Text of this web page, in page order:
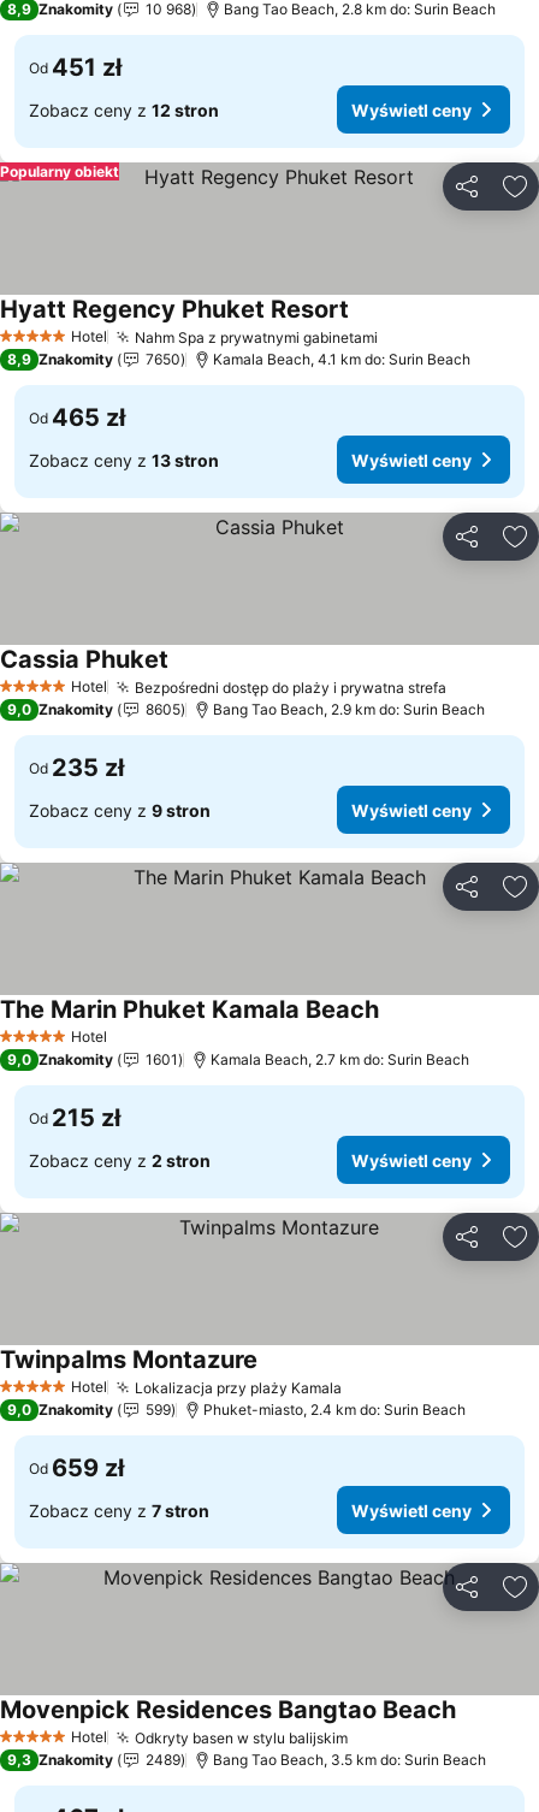
8,9 Znakomity 10 968 Bang Tao Beach, 2.8 km do: Surin Beach
Od 451 zł
Zobacz ceny z 12 stron Wyświetl ceny
Popularny obiekt
5 KategoriaHotel Nahm Spa z prywatnymi gabinetami
Hyatt Regency Phuket Resort
8,9 Znakomity 7650 Kamala Beach, 4.1 km do: Surin Beach
Od 465 zł
Zobacz ceny z 13 stron Wyświetl ceny
5 KategoriaHotel Bezpośredni dostęp do plaży i prywatna strefa
Cassia Phuket
9,0 Znakomity 8605 Bang Tao Beach, 2.9 km do: Surin Beach
Od 235 zł
Zobacz ceny z 9 stron Wyświetl ceny
5 KategoriaHotel
The Marin Phuket Kamala BeachWyświetl ceny
9,0 Znakomity 1601 Kamala Beach, 2.7 km do: Surin Beach
Od 215 zł
Zobacz ceny z 2 stron Wyświetl ceny
5 KategoriaHotel Lokalizacja przy plaży Kamala
Twinpalms Montazure
9,0 Znakomity 599 Phuket-miasto, 2.4 km do: Surin Beach
Od 659 zł
Zobacz ceny z 7 stron Wyświetl ceny
5 KategoriaHotel Odkryty basen w stylu balijskimWyświetl ceny
Movenpick Residences Bangtao Beach
9,3 Znakomity 2489 Bang Tao Beach, 3.5 km do: Surin Beach